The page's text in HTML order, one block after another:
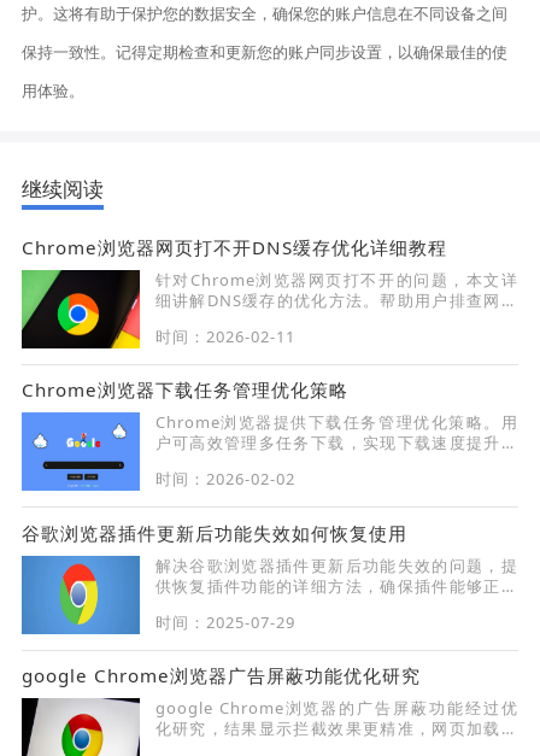
护。这将有助于保护您的数据安全，确保您的账户信息在不同设备之间
保持一致性。记得定期检查和更新您的账户同步设置，以确保最佳的使
用体验。
继续阅读
Chrome浏览器网页打不开DNS缓存优化详细教程
针对Chrome浏览器网页打不开的问题，本文详
细讲解DNS缓存的优化方法。帮助用户排查网络
浏览器稳定性。
时间：2026-02-11
Chrome浏览器下载任务管理优化策略
Chrome浏览器提供下载任务管理优化策略。用
户可高效管理多任务下载，实现下载速度提升和
时间：2026-02-02
谷歌浏览器插件更新后功能失效如何恢复使用
解决谷歌浏览器插件更新后功能失效的问题，提
供恢复插件功能的详细方法，确保插件能够正常
时间：2025-07-29
google Chrome浏览器广告屏蔽功能优化研究
google Chrome浏览器的广告屏蔽功能经过优
化研究，结果显示拦截效果更精准，网页加载更